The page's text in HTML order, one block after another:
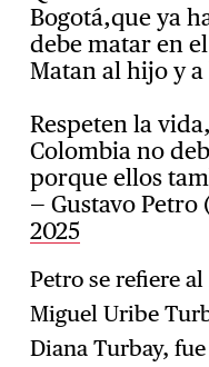
Bogotá,que ya
debe matar en
Matan al hijo y
Respeten la
Colombia no
porque ellos
— Gustavo
2025
Petro se refiere
Miguel Uribe
Diana Turbay, fue